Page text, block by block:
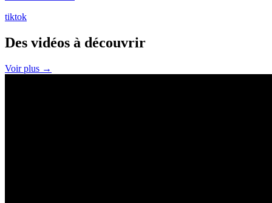
tiktok
Des vidéos à découvrir
Voir plus →